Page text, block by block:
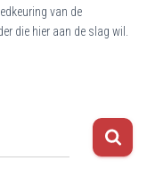
van de
die hier aan de slag wil.